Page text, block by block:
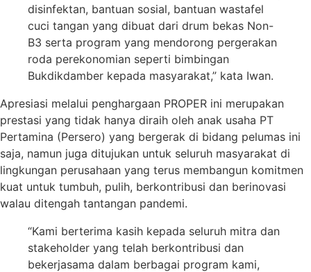
disinfektan, bantuan sosial, bantuan wastafel
cuci tangan yang dibuat dari drum bekas Non-
B3 serta program yang mendorong pergerakan
roda perekonomian seperti bimbingan
Bukdikdamber kepada masyarakat,” kata Iwan.
Apresiasi melalui penghargaan PROPER ini merupakan
prestasi yang tidak hanya diraih oleh anak usaha PT
Pertamina (Persero) yang bergerak di bidang pelumas ini
saja, namun juga ditujukan untuk seluruh masyarakat di
lingkungan perusahaan yang terus membangun komitmen
kuat untuk tumbuh, pulih, berkontribusi dan berinovasi
walau ditengah tantangan pandemi.
“Kami berterima kasih kepada seluruh mitra dan
stakeholder yang telah berkontribusi dan
bekerjasama dalam berbagai program kami,